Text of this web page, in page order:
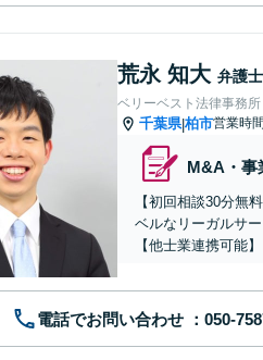
荒永 知大 弁護士
ベリーベスト法律事務
千葉県|柏市営業時
M&A・事
【初回相談30分無
ベルなリーガルサ
【他士業連携可能】
電話でお問い合わせ